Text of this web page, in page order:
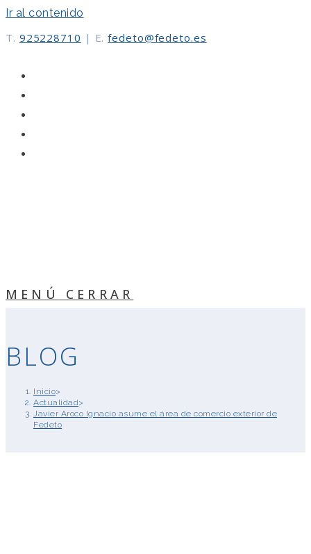
Ir al contenido
T. 925228710 | E. fedeto@fedeto.es
MENÚ CERRAR
BLOG
Inicio>
Actualidad>
Javier Aroco Ignacio asume el área de comercio exterior de
Fedeto